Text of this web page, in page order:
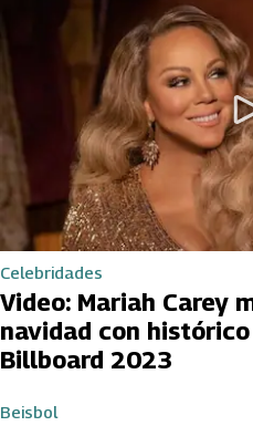
Celebridades
Video: Mariah Carey
navidad con
Billboard 2023
Beisbol